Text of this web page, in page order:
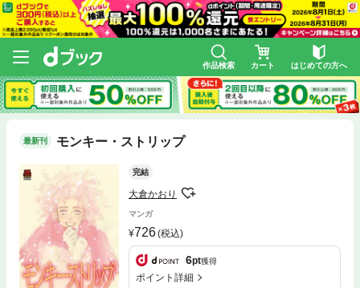
作品検索 カート はじめての方へ
最新刊 モンキー・ストリップ
完結
大倉かおり
マンガ
726(税込)
6pt獲得
ポイント詳細